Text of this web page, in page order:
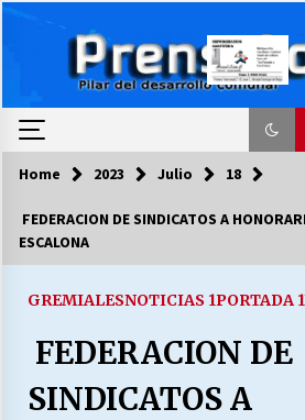
COLUMNISTA
03/08/2026
LA DC POR
28/07/2026
Home 2023 Julio 18
FEDERACION DE SINDICATOS A
ESCALONA
GREMIALESNOTICIAS 1PORTADA 1
FEDERACION DE
SINDICATOS A